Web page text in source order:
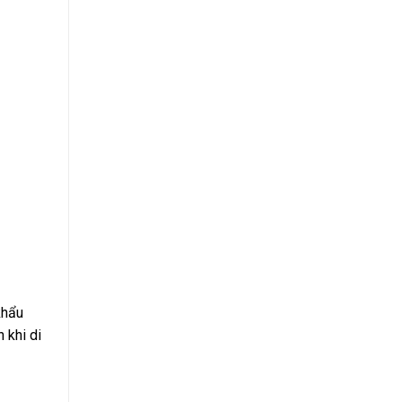
khi di